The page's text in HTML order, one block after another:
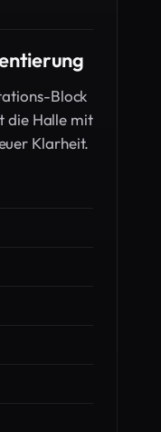
Block
die Halle mit
Klarheit.